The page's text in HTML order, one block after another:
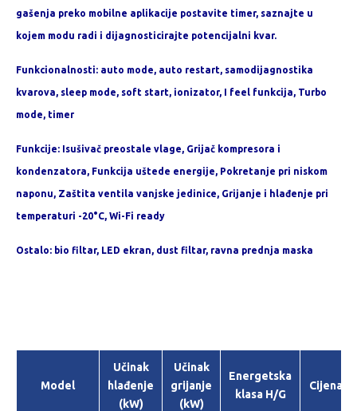
gašenja preko mobilne aplikacije postavite timer, saznajte u
kojem modu radi i dijagnosticirajte potencijalni kvar.
Funkcionalnosti: auto mode, auto restart, samodijagnostika
kvarova, sleep mode, soft start, ionizator, I feel funkcija, Turbo
mode, timer
Funkcije: Isušivač preostale vlage, Grijač kompresora i
kondenzatora, Funkcija uštede energije, Pokretanje pri niskom
naponu, Zaštita ventila vanjske jedinice, Grijanje i hlađenje pri
temperaturi -20°C, Wi-Fi ready
Ostalo: bio filtar, LED ekran, dust filtar, ravna prednja maska
Model
Učinak
hlađenje
(kW)
Učinak
grijanje
(kW)
Energetska
klasa H/G
Cijena